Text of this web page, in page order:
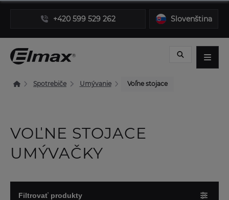
+420 599 529 262 Slovenština
Spotrebiče Umývanie Voľne stojace
VOĽNE STOJACE
UMÝVAČKY
Filtrovať produkty